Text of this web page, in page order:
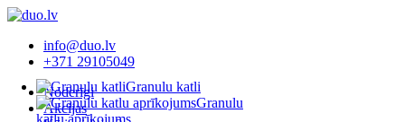
info@duo.lv
+371 29105049
Noderīgi
Akcijas
Granulu katli
Granulu
katlu aprīkojums